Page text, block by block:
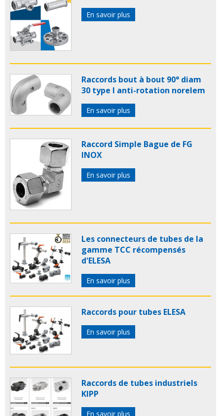
En savoir plus
Raccords bout à bout 90° diam
30 type I anti-rotation norelem
En savoir plus
Raccord Simple Bague de FG
INOX
En savoir plus
Les connecteurs de tubes de la
gamme TCC récompensés
d'ELESA
En savoir plus
Raccords pour tubes ELESA
En savoir plus
Raccords de tubes industriels
KIPP
En savoir plus